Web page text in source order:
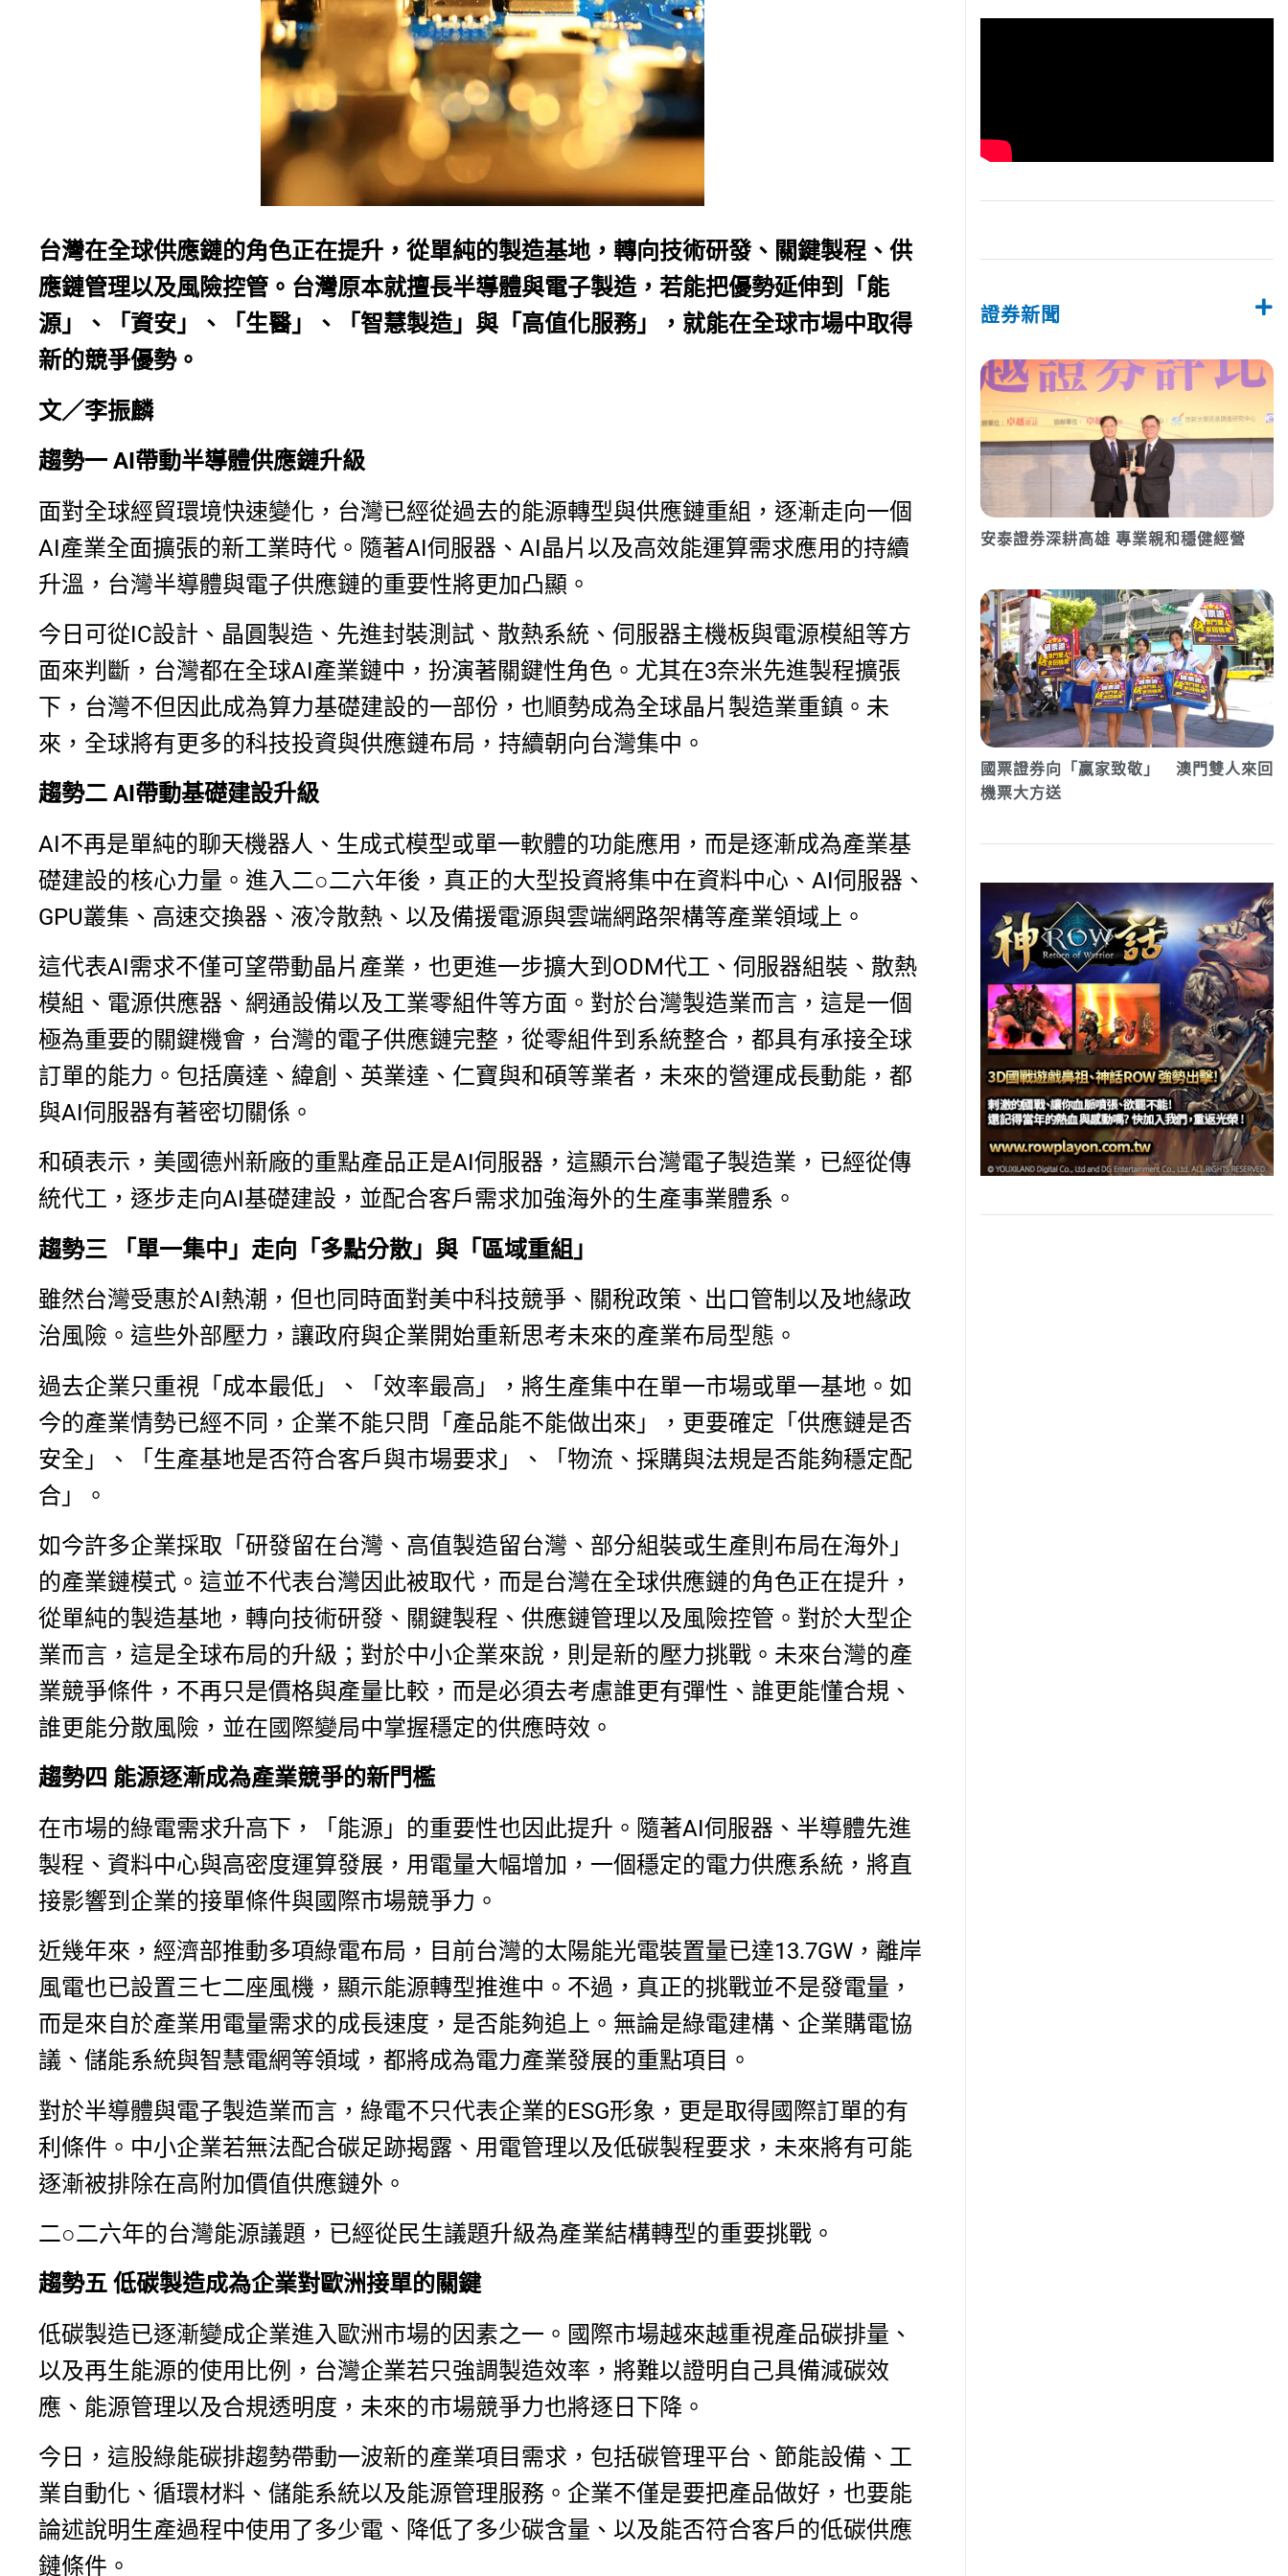
台灣在全球供應鏈的角色正在提升，從單純的製造基地，轉向技術研發、關鍵製程、供
應鏈管理以及風險控管。台灣原本就擅長半導體與電子製造，若能把優勢延伸到「能
源」、「資安」、「生醫」、「智慧製造」與「高值化服務」，就能在全球市場中取得
新的競爭優勢。
文／李振麟
趨勢一 AI帶動半導體供應鏈升級
面對全球經貿環境快速變化，台灣已經從過去的能源轉型與供應鏈重組，逐漸走向一個
AI產業全面擴張的新工業時代。隨著AI伺服器、AI晶片以及高效能運算需求應用的持續
升溫，台灣半導體與電子供應鏈的重要性將更加凸顯。
今日可從IC設計、晶圓製造、先進封裝測試、散熱系統、伺服器主機板與電源模組等方
面來判斷，台灣都在全球AI產業鏈中，扮演著關鍵性角色。尤其在3奈米先進製程擴張
下，台灣不但因此成為算力基礎建設的一部份，也順勢成為全球晶片製造業重鎮。未
來，全球將有更多的科技投資與供應鏈布局，持續朝向台灣集中。
趨勢二 AI帶動基礎建設升級
AI不再是單純的聊天機器人、生成式模型或單一軟體的功能應用，而是逐漸成為產業基
礎建設的核心力量。進入二○二六年後，真正的大型投資將集中在資料中心、AI伺服器、
GPU叢集、高速交換器、液冷散熱、以及備援電源與雲端網路架構等產業領域上。
這代表AI需求不僅可望帶動晶片產業，也更進一步擴大到ODM代工、伺服器組裝、散熱
模組、電源供應器、網通設備以及工業零組件等方面。對於台灣製造業而言，這是一個
極為重要的關鍵機會，台灣的電子供應鏈完整，從零組件到系統整合，都具有承接全球
訂單的能力。包括廣達、緯創、英業達、仁寶與和碩等業者，未來的營運成長動能，都
與AI伺服器有著密切關係。
和碩表示，美國德州新廠的重點產品正是AI伺服器，這顯示台灣電子製造業，已經從傳
統代工，逐步走向AI基礎建設，並配合客戶需求加強海外的生產事業體系。
趨勢三
「單一集中」走向「多點分散」與「區域重組」
雖然台灣受惠於AI熱潮，但也同時面對美中科技競爭、關稅政策、出口管制以及地緣政
治風險。這些外部壓力，讓政府與企業開始重新思考未來的產業布局型態。
過去企業只重視「成本最低」、「效率最高」，將生產集中在單一市場或單一基地。如
今的產業情勢已經不同，企業不能只問「產品能不能做出來」，更要確定「供應鏈是否
安全」、「生產基地是否符合客戶與市場要求」、「物流、採購與法規是否能夠穩定配
合」。
如今許多企業採取「研發留在台灣、高值製造留台灣、部分組裝或生產則布局在海外」
的產業鏈模式。這並不代表台灣因此被取代，而是台灣在全球供應鏈的角色正在提升，
從單純的製造基地，轉向技術研發、關鍵製程、供應鏈管理以及風險控管。對於大型企
業而言，這是全球布局的升級；對於中小企業來說，則是新的壓力挑戰。未來台灣的產
業競爭條件，不再只是價格與產量比較，而是必須去考慮誰更有彈性、誰更能懂合規、
誰更能分散風險，並在國際變局中掌握穩定的供應時效。
趨勢四 能源逐漸成為產業競爭的新門檻
在市場的綠電需求升高下，「能源」的重要性也因此提升。隨著AI伺服器、半導體先進
製程、資料中心與高密度運算發展，用電量大幅增加，一個穩定的電力供應系統，將直
接影響到企業的接單條件與國際市場競爭力。
近幾年來，經濟部推動多項綠電布局，目前台灣的太陽能光電裝置量已達13.7GW，離岸
風電也已設置三七二座風機，顯示能源轉型推進中。不過，真正的挑戰並不是發電量，
而是來自於產業用電量需求的成長速度，是否能夠追上。無論是綠電建構、企業購電協
議、儲能系統與智慧電網等領域，都將成為電力產業發展的重點項目。
對於半導體與電子製造業而言，綠電不只代表企業的ESG形象，更是取得國際訂單的有
利條件。中小企業若無法配合碳足跡揭露、用電管理以及低碳製程要求，未來將有可能
逐漸被排除在高附加價值供應鏈外。
二○二六年的台灣能源議題，已經從民生議題升級為產業結構轉型的重要挑戰。
趨勢五 低碳製造成為企業對歐洲接單的關鍵
低碳製造已逐漸變成企業進入歐洲市場的因素之一。國際市場越來越重視產品碳排量、
以及再生能源的使用比例，台灣企業若只強調製造效率，將難以證明自己具備減碳效
應、能源管理以及合規透明度，未來的市場競爭力也將逐日下降。
今日，這股綠能碳排趨勢帶動一波新的產業項目需求，包括碳管理平台、節能設備、工
業自動化、循環材料、儲能系統以及能源管理服務。企業不僅是要把產品做好，也要能
論述說明生產過程中使用了多少電、降低了多少碳含量、以及能否符合客戶的低碳供應
鏈條件。
證券新聞
安泰證券深耕高雄 專業親和穩健經營
國票證券向「贏家致敬」 澳門雙人來回
機票大方送